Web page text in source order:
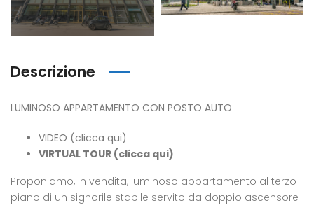
Descrizione
LUMINOSO APPARTAMENTO CON POSTO AUTO
VIDEO (clicca qui)
VIRTUAL TOUR (clicca qui)
Proponiamo, in vendita, luminoso appartamento al terzo
piano di un signorile stabile servito da doppio ascensore